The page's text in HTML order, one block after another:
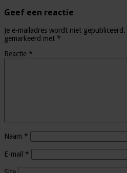
Geef een reactie
Je e-mailadres wordt niet gepubliceerd.
gemarkeerd met *
Reactie *
Naam *
E-mail *